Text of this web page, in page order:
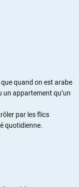
quand on est arabe
un appartement qu’un
par les flics
quotidienne.